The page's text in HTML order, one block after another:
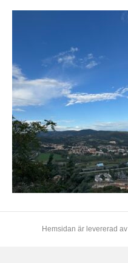
Hemsidan är levererad av